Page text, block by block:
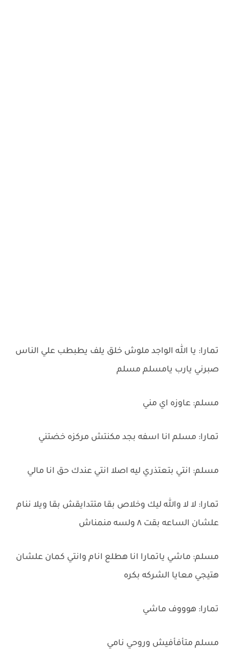
تمارا: يا الله الواجد ملوش خلق يلف يطبطب علي الناس
صبرني يارب يامسلم مسلم
مسلم: عاوزه اي مني
تمارا: مسلم انا اسفه بجد مكنتش مركزه خضتني
مسلم: انتي بتعتذري ليه اصلا انتي عندك حق انا مالي
تمارا: لا لا والله ليك وخلاص بقا متتدايقش بقا ويلا ننام
علشان الساعه بقت ٨ ولسه منمناش
مسلم: ماشي ياتمارا انا هطلع انام وانتي كمان علشان
هتيجي معايا الشركه بكره
تمارا: هوووف ماشي
مسلم متأفأفيش وروحي نامي